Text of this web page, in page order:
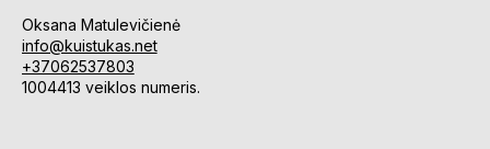
Oksana Matulevičienė
info@kuistukas.net
+37062537803
1004413 veiklos numeris.